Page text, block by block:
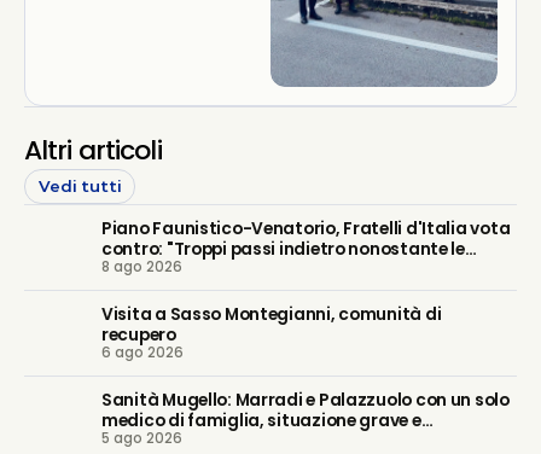
Altri articoli
Vedi tutti
Piano Faunistico-Venatorio, Fratelli d'Italia vota
contro: "Troppi passi indietro nonostante le
nostre battaglie"
8 ago 2026
Visita a Sasso Montegianni, comunità di
recupero
6 ago 2026
Sanità Mugello: Marradi e Palazzuolo con un solo
medico di famiglia, situazione grave e
prevedibile. Regione intervenga
5 ago 2026